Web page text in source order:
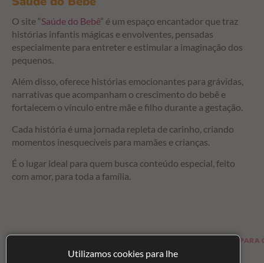
O site “Saúde do Bebê” é um espaço encantador que traz
histórias infantis mágicas e envolventes, pensadas
especialmente para entreter e estimular a imaginação dos
pequenos.
Além disso, oferece histórias emocionantes para grávidas,
narrativas que acompanham o crescimento do bebê e
fortalecem o vínculo entre mãe e filho durante a gestação.
Cada história é uma jornada repleta de carinho, criando
momentos inesquecíveis para mamães e crianças.
É o lugar ideal para quem busca conteúdo especial, feito
com amor, para toda a família.
E ARTIGOS PARA OS BEBÊS LOJA PARA
Utilizamos cookies para lhe